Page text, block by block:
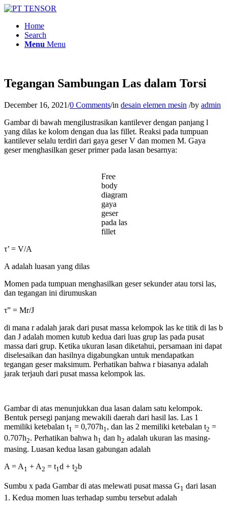
Home
Search
Menu Menu
Tegangan Sambungan Las dalam Torsi
December 16, 2021/0 Comments/in desain elemen mesin /by admin
Gambar di bawah mengilustrasikan kantilever dengan panjang l
yang dilas ke kolom dengan dua las fillet. Reaksi pada tumpuan
kantilever selalu terdiri dari gaya geser V dan momen M. Gaya
geser menghasilkan geser primer pada lasan besarnya:
Free
body
diagram
gaya
geser
pada las
fillet
τ’ = V/A
A adalah luasan yang dilas
Momen pada tumpuan menghasilkan geser sekunder atau torsi las,
dan tegangan ini dirumuskan
τ” = Mr/J
di mana r adalah jarak dari pusat massa kelompok las ke titik di las b
dan J adalah momen kutub kedua dari luas grup las pada pusat
massa dari grup. Ketika ukuran lasan diketahui, persamaan ini dapat
diselesaikan dan hasilnya digabungkan untuk mendapatkan
tegangan geser maksimum. Perhatikan bahwa r biasanya adalah
jarak terjauh dari pusat massa kelompok las.
Gambar di atas menunjukkan dua lasan dalam satu kelompok.
Bentuk persegi panjang mewakili daerah dari hasil las. Las 1
memiliki ketebalan t1 = 0,707h1, dan las 2 memiliki ketebalan t2 =
0.707h2. Perhatikan bahwa h1 dan h2 adalah ukuran las masing-
masing. Luasan kedua lasan gabungan adalah
A = A 1 + A2 = t1d + t2b
Sumbu x pada Gambar di atas melewati pusat massa G1 dari lasan
1. Kedua momen luas terhadap sumbu tersebut adalah